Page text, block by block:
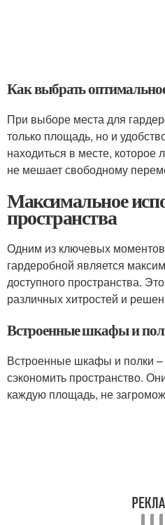
Как выбрать
При выборе места для
только площадь, но и
находиться в месте, которое
не мешает свободному
Максимальное
пространства
Одним из ключевых
гардеробной является
доступного пространства.
различных хитростей и
Встроенные шкафы и
Встроенные шкафы и полки –
сэкономить пространство.
каждую площадь, не